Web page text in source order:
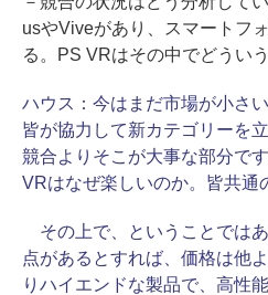
usやViveがあり、スマートフ
る。PS VRはその中でどうい
ハウス： 今はまだ市場が小さ
皆が協力して新カテゴリーを
競合よりそこが大事な部分で
VRはなぜ楽しいのか。皆共通
その上で、ということでは
点があるとすれば、価格は他
りハイエンドな製品で、高性